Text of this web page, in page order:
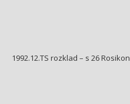
1992.12.TS rozklad – s 26 Rosikon